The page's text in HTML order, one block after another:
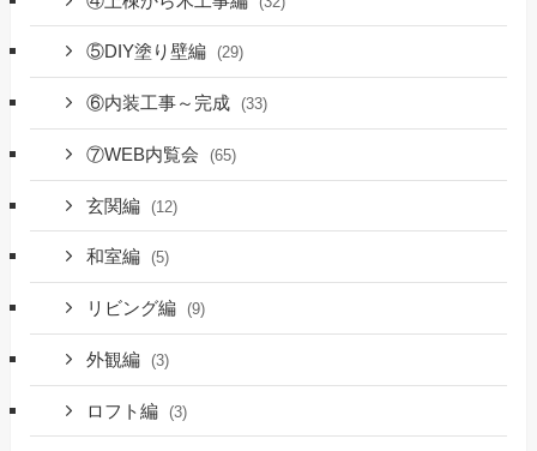
⑤DIY塗り壁編 (29)
⑥内装工事～完成 (33)
⑦WEB内覧会 (65)
玄関編 (12)
和室編 (5)
リビング編 (9)
外観編 (3)
ロフト編 (3)